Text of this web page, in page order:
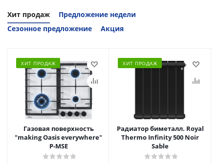
Хит продаж
Предложение недели
Сезонное предложение
Акция
ХИТ ПРОДАЖ
Газовая поверхность
"making Oasis everywhere"
P-MSE
ХИТ ПРОДАЖ
Радиатор биметалл. Royal
Thermo Infinity 500 Noir
Sable